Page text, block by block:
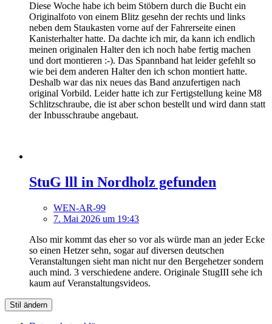
Diese Woche habe ich beim Stöbern durch die Bucht ein
Originalfoto von einem Blitz gesehn der rechts und links
neben dem Staukasten vorne auf der Fahrerseite einen
Kanisterhalter hatte. Da dachte ich mir, da kann ich endlich
meinen originalen Halter den ich noch habe fertig machen
und dort montieren :-). Das Spannband hat leider gefehlt so
wie bei dem anderen Halter den ich schon montiert hatte.
Deshalb war das nix neues das Band anzufertigen nach
original Vorbild. Leider hatte ich zur Fertigstellung keine M8
Schlitzschraube, die ist aber schon bestellt und wird dann statt
der Inbusschraube angebaut.
StuG lll in Nordholz gefunden
WEN-AR-99
7. Mai 2026 um 19:43
Also mir kommt das eher so vor als würde man an jeder Ecke
so einen Hetzer sehn, sogar auf diversen deutschen
Veranstaltungen sieht man nicht nur den Bergehetzer sondern
auch mind. 3 verschiedene andere. Originale StugIII sehe ich
kaum auf Veranstaltungsvideos.
Stil ändern